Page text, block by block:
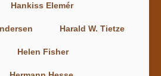
Hankiss Elemér
Harald W. Tietze
Helen Fisher